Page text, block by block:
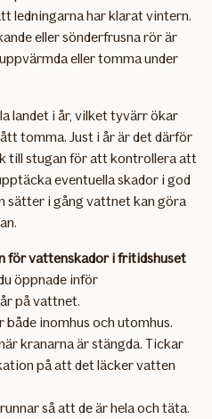
ledningarna har klarat vintern.
eller sönderfrusna rör är
eller tomma under
landet i år, vilket tyvärr ökar
tomma. Just i år är det därför
till stugan för att kontrollera att
eventuella skador i god
sätter i gång vattnet kan göra
för vattenskador i fritidshuset
öppnade inför
på vattnet.
både inomhus och utomhus.
kranarna är stängda. Tickar
på att det läcker vatten
så att de är hela och täta.